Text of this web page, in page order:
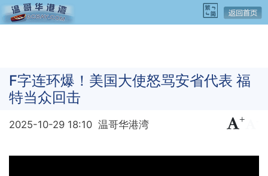
F字连环爆！美国大使怒骂安省代表 福
特当众回击
2025-10-29 18:10 温哥华港湾 +